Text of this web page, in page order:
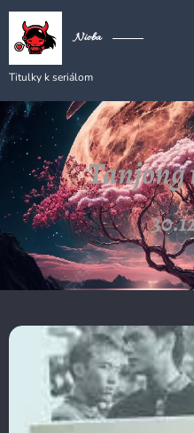
Nioba
Titulky k seriálom
Tanjong